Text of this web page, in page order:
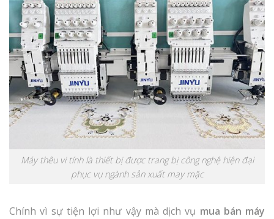
Máy thêu vi tính là thiết bị được trang bị công nghệ hiện đại
phục vụ ngành sản xuất may mặc
Chính vì sự tiện lợi như vậy mà dịch vụ mua bán máy